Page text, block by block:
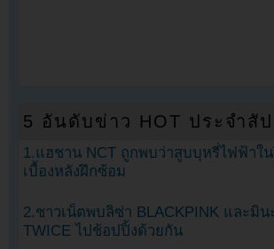
5 อันดับข่าว HOT ประจำสั
1.แฮชาน NCT ถูกพบว่าสูบบุหรี่ไฟฟ้าใ
เบื้องหลังฝึกซ้อม
2.ชาวเน็ตพบลิซ่า BLACKPINK และมิน
TWICE ไปช้อปปิ้งด้วยกัน